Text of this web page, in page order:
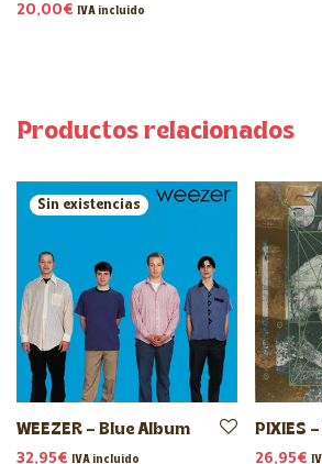
20,00€ IVA incluido
Productos relacionados
WEEZER – Blue Album
32,95€ IVA incluido
PIXIES
26,95€